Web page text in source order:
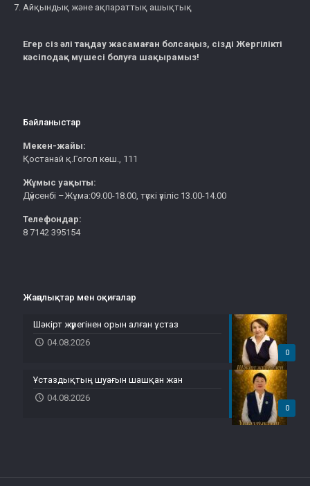
Айқындық және ақпараттық ашықтық
Егер сіз әлі таңдау жасамаған болсаңыз, сізді Жергілікті
кәсіподақ мүшесі болуға шақырамыз!
Байланыстар
Мекен-жайы:
Қостанай қ.Гогол көш., 111
Жұмыс уақыты:
Дүйсенбі –Жұма:09.00-18.00, түскі үзіліс 13.00-14.00
Телефондар:
8 7142 395154
Жаңалықтар мен оқиғалар
0
Шәкірт жүрегінен орын алған ұстаз
04.08.2026
0
Ұстаздықтың шуағын шашқан жан
04.08.2026